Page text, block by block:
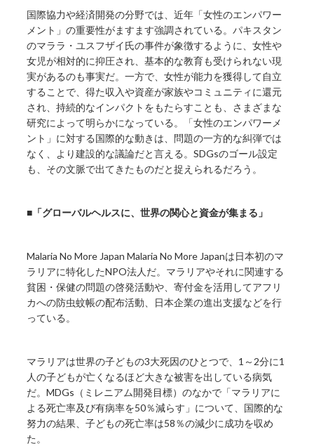
国際協力や経済開発の分野では、近年「女性のエンパワー
メント」の重要性がますます強調されている。パキスタン
のマララ・ユスフザイ氏の事件が象徴するように、女性や
女児が相対的に抑圧され、基本的な教育も受けられない現
実があるのも事実だ。一方で、女性が能力を獲得して自立
することで、得た収入や資産が家族やコミュニティに還元
され、持続的なインパクトをもたらすことも、さまざまな
研究によって明らかになっている。「女性のエンパワーメ
ント」に対する国際的な動きは、問題の一方的な糾弾では
なく、より建設的な議論だと言える。SDGsのゴール設定
も、その文脈で出てきたものだと捉えられるだろう。
■「グローバルヘルスに、世界の関心と資金が集まる」
Malaria No More Japan Malaria No More Japanは日本初のマ
ラリアに特化したNPO法人だ。マラリアやそれに関連する
貧困・保健の問題の啓発活動や、寄付金を活用してアフリ
カへの防虫蚊帳の配布活動、日本企業の進出支援などを行
っている。
マラリアは世界の子どもの3大死因のひとつで、1～2分に1
人の子どもが亡くなるほど大きな被害を出している病気
だ。MDGs（ミレニアム開発目標）のなかで「マラリアに
よる死亡率及び有病率を50％減らす」について、国際的な
努力の結果、子どもの死亡率は58％の減少に成功を収め
た。